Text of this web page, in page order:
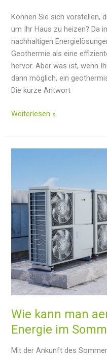
Können Sie sich vorstellen,
um Ihr Haus zu heizen? Da
nachhaltigen
Geothermie als eine
hervor. Aber was ist, wenn
dann möglich, ein
Die kurze Antwort
Kann
Energie
in
installiert
werden?
Weiterlesen »
Wie kann man
Energie im
Mit der Ankunft des